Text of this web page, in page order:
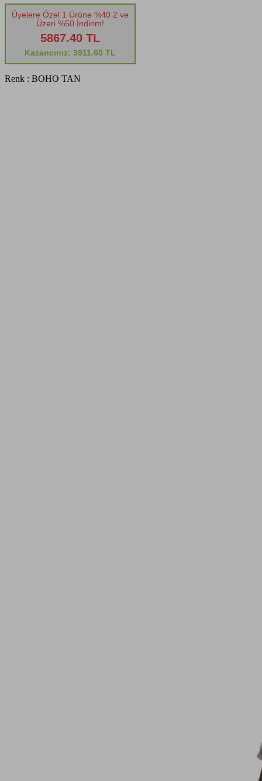
Üyelere Özel 1 Ürüne %40 2 ve
Üzeri %50 İndirim!
5867.40 TL
Kazancınız: 3911.60 TL
Renk : BOHO TAN